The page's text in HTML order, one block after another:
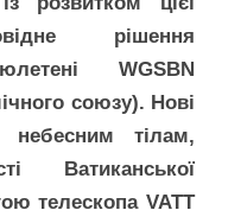
рішення
WGSBN
союзу). Нові
небесним тілам,
Ватиканської
телескопа VATT